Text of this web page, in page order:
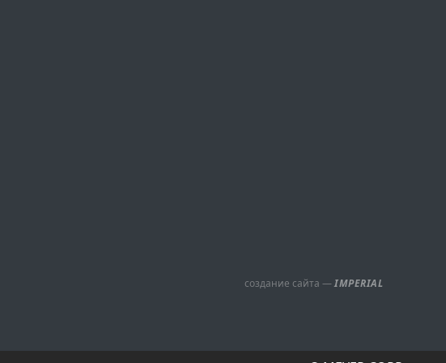
создание сайта —IMPERIAL